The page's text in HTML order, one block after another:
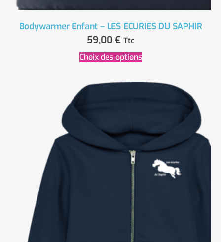
Bodywarmer Enfant – LES ECURIES DU SAPHIR
59,00 € Ttc
Choix des options